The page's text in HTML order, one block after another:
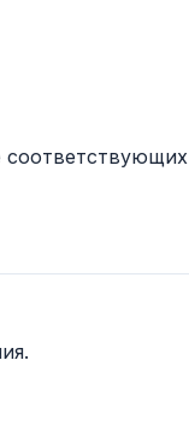
соответствующих